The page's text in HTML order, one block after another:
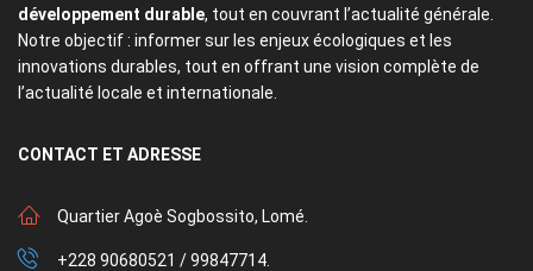
développement durable, tout en couvrant l’actualité générale.
Notre objectif : informer sur les enjeux écologiques et les
innovations durables, tout en offrant une vision complète de
l’actualité locale et internationale.
CONTACT ET ADRESSE
Quartier Agoè Sogbossito, Lomé.
+228 90680521 / 99847714.